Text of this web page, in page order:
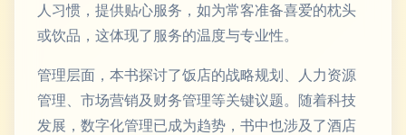
人习惯，提供贴心服务，如为常客准备喜爱的枕头
或饮品，这体现了服务的温度与专业性。
管理层面，本书探讨了饭店的战略规划、人力资源
管理、市场营销及财务管理等关键议题。随着科技
发展，数字化管理已成为趋势，书中也涉及了酒店